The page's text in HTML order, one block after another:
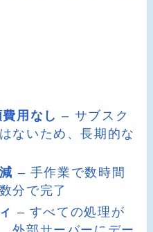
用なし – サブスク
ないため、長期的な
– 手作業で数時間
分で完了
– すべての処理が